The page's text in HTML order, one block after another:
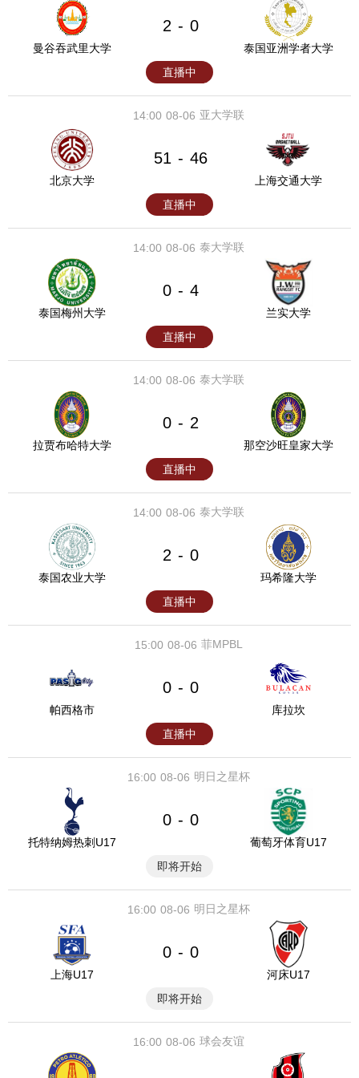
曼谷吞武里大学
2 - 0
泰国亚洲学者大学
直播中
08-06
14:00 亚大学联
北京大学
51 - 46
上海交通大学
直播中
08-06
14:00 泰大学联
泰国梅州大学
0 - 4
兰实大学
直播中
08-06
14:00 泰大学联
拉贾布哈特大学
0 - 2
那空沙旺皇家大学
直播中
08-06
14:00 泰大学联
泰国农业大学
2 - 0
玛希隆大学
直播中
08-06
15:00 菲MPBL
帕西格市
0 - 0
库拉坎
直播中
08-06
16:00 明日之星杯
托特纳姆热刺U17
0 - 0
葡萄牙体育U17
即将开始
08-06
16:00 明日之星杯
上海U17
0 - 0
河床U17
即将开始
08-06
16:00 球会友谊